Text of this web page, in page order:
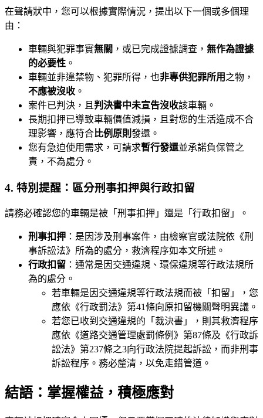
在聲請狀中，您可以根據實際情況，提出以下一個或多個理
由：
車輛與犯罪事實無關 ，或已完成證據調查， 無作為證據
的必要性 。
車輛並非違禁物、犯罪所得，也非專供犯罪所用 之物，
不應被沒收 。
案件已判決，且 判決書中未宣告沒收該車輛。
長期扣押已導致車輛價值減損，且對您的生活造成不合
理影響，應符合 比例原則 發還。
您有急迫使用需求，可請求暫行發還並承諾負保管之
責，不為處分。
4. 特別提醒：區分刑事扣押與行政扣留
請務必確認您的車輛是被「刑事扣押」還是「行政扣留」。
刑事扣押 ：是因涉及刑事案件，由檢察官或法院依《刑
事訴訟法》所為的處分，救濟程序如本文所述。
行政扣留 ：通常是因交通違規、環保違規等行政法規所
為的處分。
若車輛是因交通違規等行政法規而被「扣留」，您
應依《行政罰法》第41條向原扣留機關聲明異議。
若您已收到交通違規的「裁決書」，則其救濟程序
應依《道路交通管理處罰條例》第87條及《行政訴
訟法》第237條之3向行政法院提起訴訟，而非刑事
訴訟程序。務必釐清，以免走錯管道。
結語：掌握權益，積極應對